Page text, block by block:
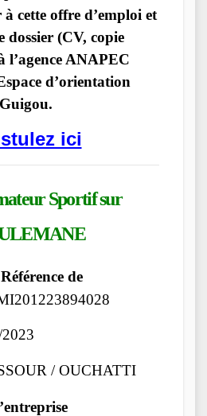
cette offre d’emploi et
dossier (CV, copie
l’agence ANAPEC
d’orientation
ici
Sportifsur
Référence de
/ OUCHATTI